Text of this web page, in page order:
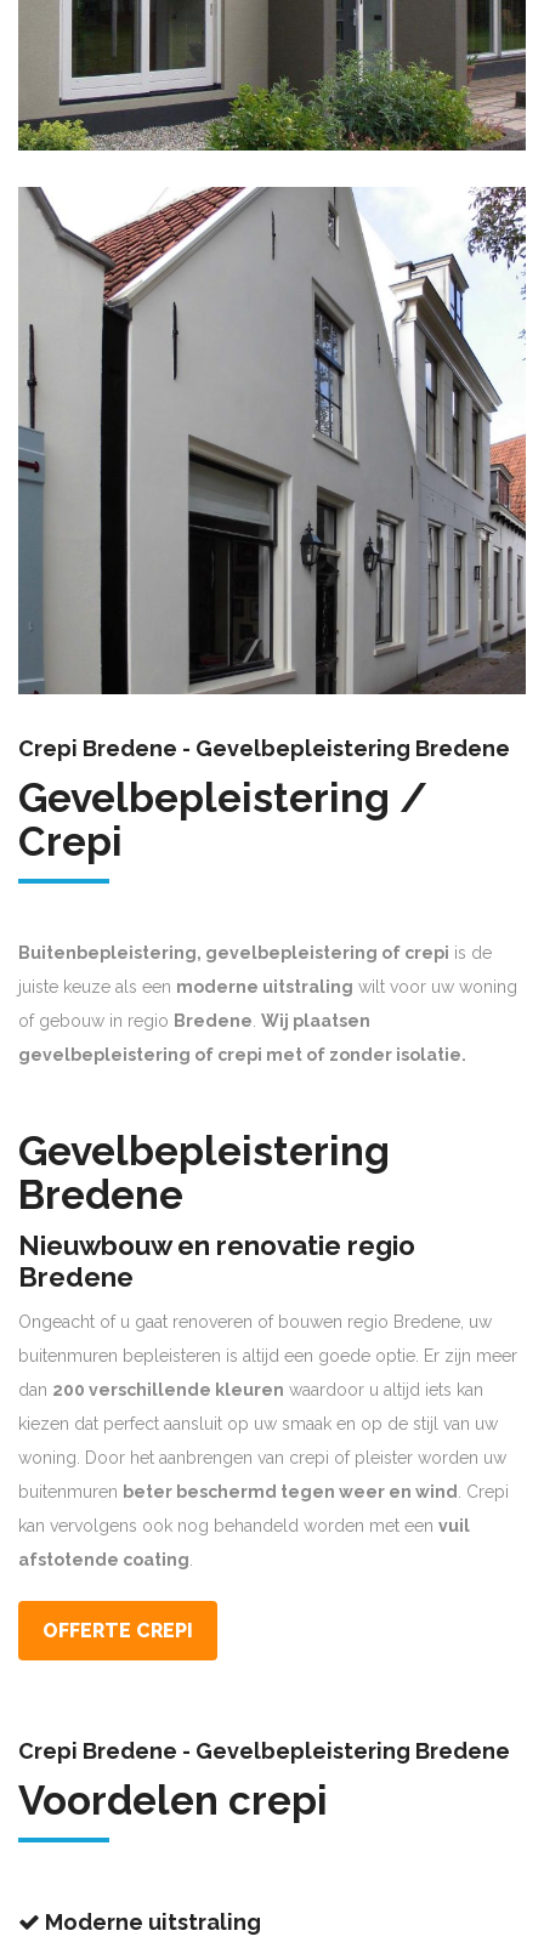
Crepi Bredene - Gevelbepleistering Bredene
Gevelbepleistering /
Crepi
Buitenbepleistering, gevelbepleistering of crepi is de
juiste keuze als een moderne uitstraling wilt voor uw woning
of gebouw in regio Bredene. Wij plaatsen
gevelbepleistering of crepi met of zonder isolatie.
Gevelbepleistering
Bredene
Nieuwbouw en renovatie regio
Bredene
Ongeacht of u gaat renoveren of bouwen regio Bredene, uw
buitenmuren bepleisteren is altijd een goede optie. Er zijn meer
dan 200 verschillende kleuren waardoor u altijd iets kan
kiezen dat perfect aansluit op uw smaak en op de stijl van uw
woning. Door het aanbrengen van crepi of pleister worden uw
buitenmuren beter beschermd tegen weer en wind. Crepi
kan vervolgens ook nog behandeld worden met een vuil
afstotende coating.
OFFERTE CREPI
Crepi Bredene - Gevelbepleistering Bredene
Voordelen crepi
Moderne uitstraling